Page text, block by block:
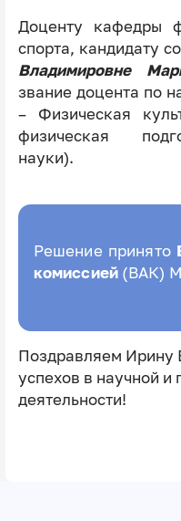
Доценту кафедры
спорта, кандидату
Владимировне
звание доцента по
– Физическая
физическая
науки).
Решение принято
комиссией (ВАК)
Поздравляем
успехов в научной и
деятельности!